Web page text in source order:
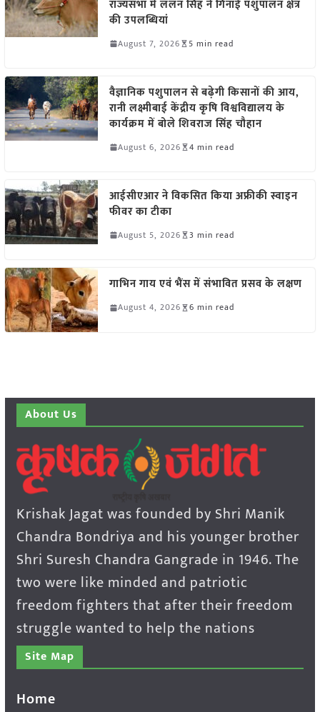
राज्यसभा में ललन सिंह ने गिनाईं पशुपालन क्षेत्र
की उपलब्धियां
August 7, 2026 5 min read
वैज्ञानिक पशुपालन से बढ़ेगी किसानों की आय,
रानी लक्ष्मीबाई केंद्रीय कृषि विश्वविद्यालय के
कार्यक्रम में बोले शिवराज सिंह चौहान
August 6, 2026 4 min read
आईसीएआर ने विकसित किया अफ्रीकी स्वाइन
फीवर का टीका
August 5, 2026 3 min read
गाभिन गाय एवं भैंस में संभावित प्रसव के लक्षण
August 4, 2026 6 min read
About Us
Krishak Jagat was founded by Shri Manik
Chandra Bondriya and his younger brother
Shri Suresh Chandra Gangrade in 1946. The
two were like minded and patriotic
freedom fighters that after their freedom
struggle wanted to help the nations
Site Map
Home